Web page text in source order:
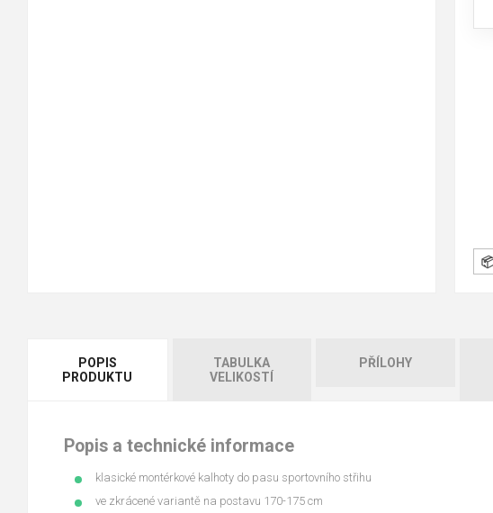
POPIS
PRODUKTU
TABULKA
VELIKOSTÍ
PŘÍLOHY
Popis a technické informace
klasické montérkové kalhoty do pasu sportovního střihu
ve zkrácené variantě na postavu 170-175 cm